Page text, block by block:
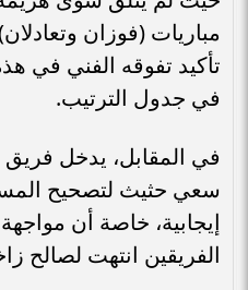
مباريات (فوزان
تأكيد تفوقه الفني في
في جدول الترتيب.
في المقابل، يدخل
سعي حثيث لتصحيح
إيجابية، خاصة أن
الفريقين انتهت لصالح زاخو